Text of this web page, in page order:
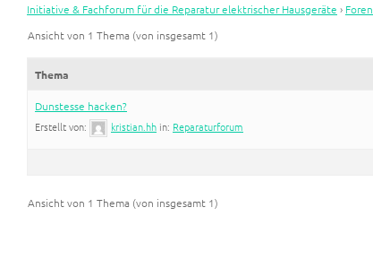
Initiative & Fachforum für die Reparatur elektrischer Hausgeräte › Foren
Ansicht von 1 Thema (von insgesamt 1)
Thema
Dunstesse hacken?
Erstellt von:
kristian.hh in: Reparaturforum
Ansicht von 1 Thema (von insgesamt 1)